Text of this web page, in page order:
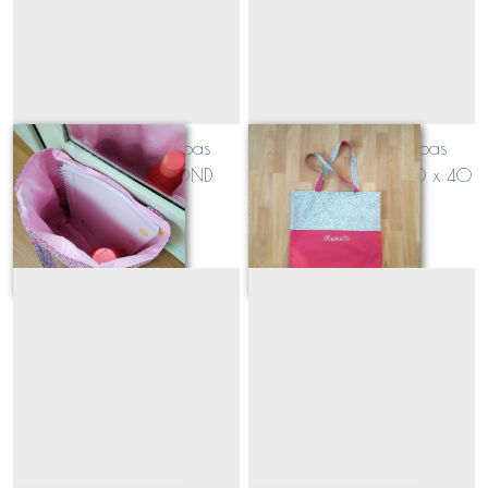
Totebag façon cabas
personnalisable FOND
EXTRA LARGE (étanche ou
non)
À partir de 30€
Totebag façon cabas
personnalisable XL 40 x 40
x 5 (étanche ou non)
À partir de